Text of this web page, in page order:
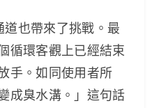
也帶來了挑戰。最
循環客觀上已經結束
手。如同使用者所
成臭水溝。」這句話